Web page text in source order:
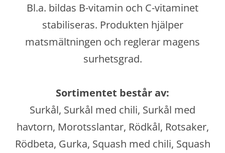
Bl.a. bildas B-vitamin och C-vitaminet
stabiliseras. Produkten hjälper
matsmältningen och reglerar magens
surhetsgrad.
Sortimentet består av:
Surkål, Surkål med chili, Surkål med
havtorn, Morotsslantar, Rödkål, Rotsaker,
Rödbeta, Gurka, Squash med chili, Squash